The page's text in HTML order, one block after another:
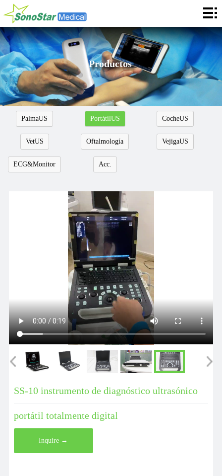
Casa
Sobre
Noticias
Productos
Aplicación
Servicios
Cooperación
Contacto
Productos
PalmaUS PortátilUS CocheUS
VetUS Oftalmología VejigaUS
ECG&Monitor Acc.
SS-10 instrumento de diagnóstico ultrasónico
portátil totalmente digital
Inquire →